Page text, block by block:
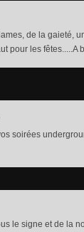
de la gaieté,
pour les fêtes.....A
soirées
le signe et de la